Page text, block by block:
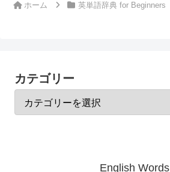
ホーム 英単語辞典 for Beginners
カテゴリー
English Words